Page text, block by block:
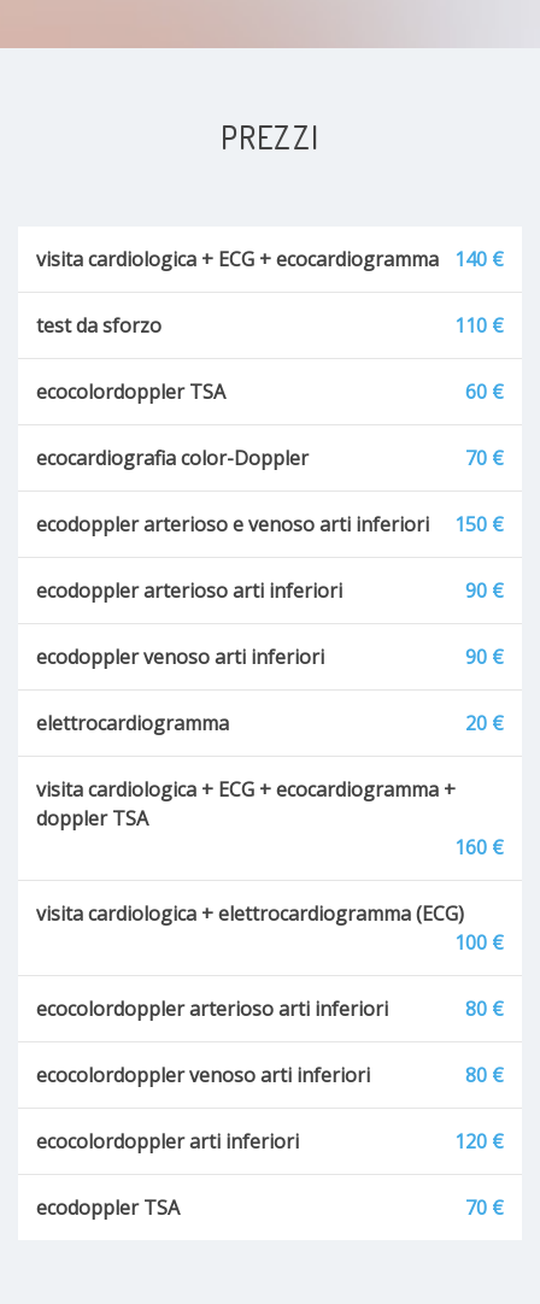
Tachicardia ventricolare
Dolore addominale
Soffio cardiaco
PREZZI
visita cardiologica + ECG + ecocardiogramma 140 €
test da sforzo 110 €
ecocolordoppler TSA 60 €
ecocardiografia color-Doppler 70 €
ecodoppler arterioso e venoso arti inferiori 150 €
ecodoppler arterioso arti inferiori 90 €
ecodoppler venoso arti inferiori 90 €
elettrocardiogramma 20 €
visita cardiologica + ECG + ecocardiogramma +
doppler TSA
160 €
visita cardiologica + elettrocardiogramma (ECG)
100 €
ecocolordoppler arterioso arti inferiori 80 €
ecocolordoppler venoso arti inferiori 80 €
ecocolordoppler arti inferiori 120 €
ecodoppler TSA 70 €